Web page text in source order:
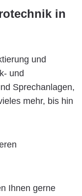
in
und
und
Sprechanlagen,
mehr, bis hin
Ihnen gerne